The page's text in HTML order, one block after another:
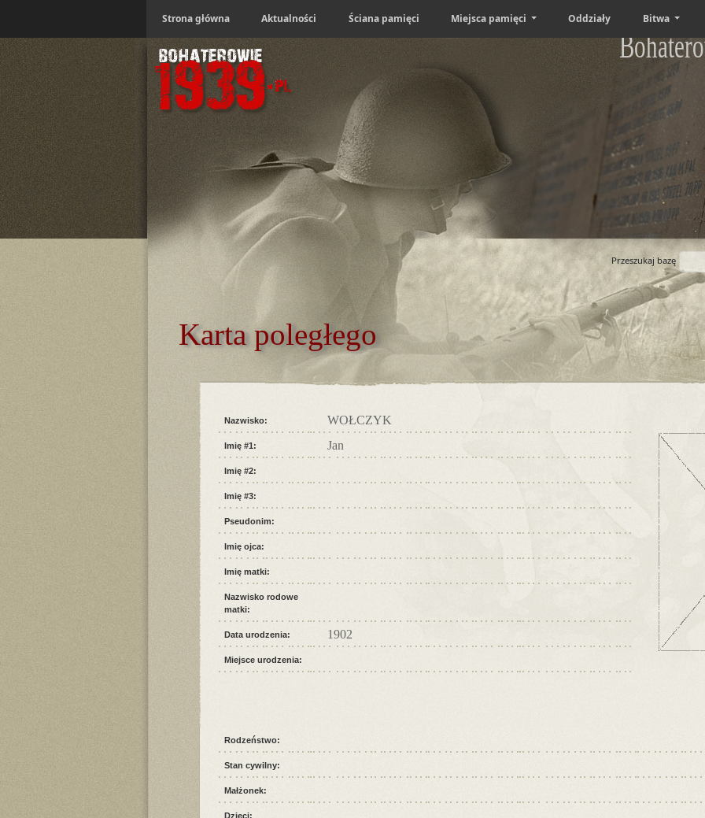
Strona główna Aktualności Ściana pamięci Miejsca pamięci Oddziały Bitwa
Przeszukaj bazę
Karta poległego
Nazwisko: WOŁCZYK
Imię #1: Jan
Imię #2:
Imię #3:
Pseudonim:
Imię ojca:
Imię matki:
Nazwisko rodowe
matki:
Data urodzenia: 1902
Miejsce urodzenia:
Rodzeństwo:
Stan cywilny:
Małżonek:
Dzieci: